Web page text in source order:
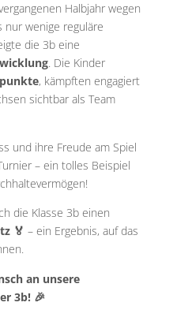
Halbjahr wegen
nur wenige reguläre
die 3b eine
. Die Kinder
, kämpften engagiert
sichtbar als Team
und ihre Freude am Spiel
– ein tolles Beispiel
die Klasse 3b einen
🏅 – ein Ergebnis, auf das
an unsere
3b! 🎉